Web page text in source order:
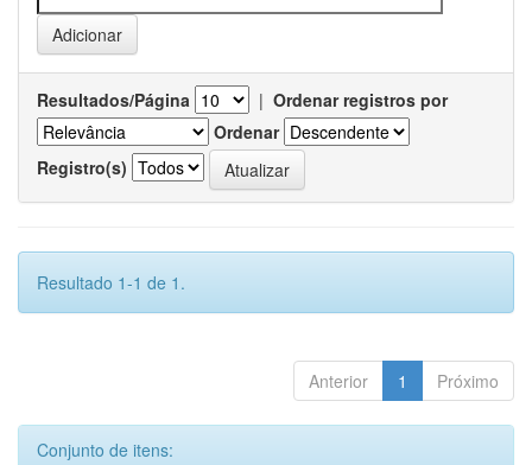
Resultados/Página | Ordenar registros por
Ordenar
Registro(s)
Resultado 1-1 de 1.
Anterior 1 Próximo
Conjunto de itens: